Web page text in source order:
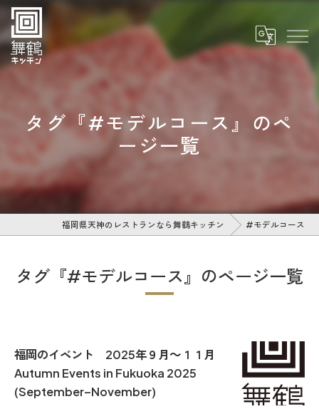
タグ『#モデルコース』のペ
ージ一覧
福岡県天神のレストランなら舞鶴キッチン #モデルコース
タグ『#モデルコース』のページ一覧
福岡のイベント 2025年９月～１１月
Autumn Events in Fukuoka 2025
(September–November)